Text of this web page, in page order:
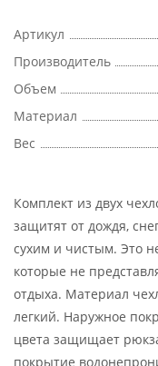
Артикул
Производитель
Объем
Материал
Вес
Комплект из двух
защитят от дождя,
сухим и чистым. Это
которые не
отдыха. Материал
легкий. Наружное
цвета защищает
покрытие